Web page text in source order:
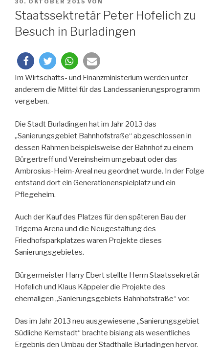
AM
30. OKTOBER 2015 VON
Staatssektretär Peter Hofelich zu
Besuch in Burladingen
Im Wirtschafts- und Finanzministerium werden unter
anderem die Mittel für das Landessanierungsprogramm
vergeben.
Die Stadt Burladingen hat im Jahr 2013 das
„Sanierungsgebiet Bahnhofstraße“ abgeschlossen in
dessen Rahmen beispielsweise der Bahnhof zu einem
Bürgertreff und Vereinsheim umgebaut oder das
Ambrosius-Heim-Areal neu geordnet wurde. In der Folge
entstand dort ein Generationenspielplatz und ein
Pflegeheim.
Auch der Kauf des Platzes für den späteren Bau der
Trigema Arena und die Neugestaltung des
Friedhofsparkplatzes waren Projekte dieses
Sanierungsgebietes.
Bürgermeister Harry Ebert stellte Herrn Staatssekretär
Hofelich und Klaus Käppeler die Projekte des
ehemaligen „Sanierungsgebiets Bahnhofstraße“ vor.
Das im Jahr 2013 neu ausgewiesene „Sanierungsgebiet
Südliche Kernstadt“ brachte bislang als wesentliches
Ergebnis den Umbau der Stadthalle Burladingen hervor.